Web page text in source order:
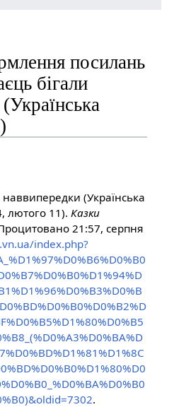
посилань
бігали
наввипередки (Українська
лютого 11). Казки
21:57, серпня
index.php?
.